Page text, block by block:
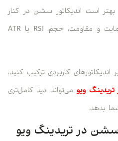
است اندیکاتور سشن در کنار
ابزارهایی مثل پرایس اکشن، حمایت و مقاومت، حجم، RSI یا ATR
اندیکاتورهای کاربردی ترکیب کنید،
تریدینگ ویو می‌تواند دید کامل‌تری
بدهد.
سشن در تریدینگ ویو